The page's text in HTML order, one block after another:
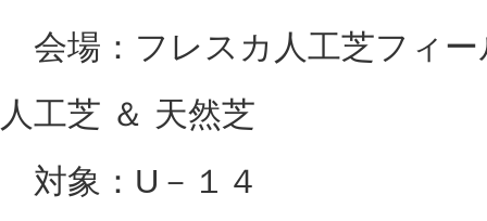
会場：フレスカ人工芝フィ
人工芝 ＆ 天然芝
対象：U－１４